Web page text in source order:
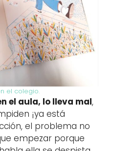
el colegio.
el aula, lo lleva mal,
¡ya está
el problema no
empezar porque